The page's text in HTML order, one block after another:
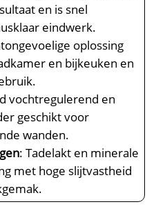
en is snel
eindwerk.​
oplossing
en bijkeuken en
vochtregulerend en
geschikt voor
wanden.​
: Tadelakt en minerale
met hoge slijtvastheid